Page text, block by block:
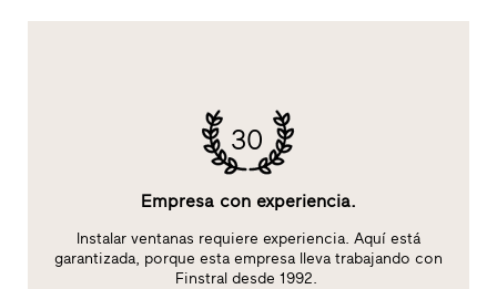
30
Empresa con experiencia.
Instalar ventanas requiere experiencia. Aquí está
garantizada, porque esta empresa lleva trabajando con
Finstral desde 1992.